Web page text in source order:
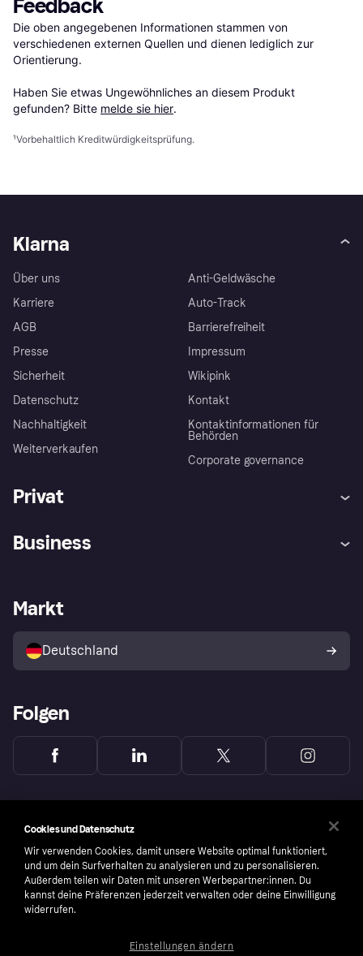
Feedback
Die oben angegebenen Informationen stammen von
verschiedenen externen Quellen und dienen lediglich zur
Orientierung.
Haben Sie etwas Ungewöhnliches an diesem Produkt
gefunden? Bitte melde sie hier.
¹Vorbehaltlich Kreditwürdigkeitsprüfung.
Klarna
Über uns
Karriere
AGB
Presse
Sicherheit
Datenschutz
Nachhaltigkeit
Weiterverkaufen
Anti-Geldwäsche
Auto-Track
Barrierefreiheit
Impressum
Wikipink
Kontakt
Kontaktinformationen für
Behörden
Corporate governance
Privat
Klarna App
Shops entdecken
Käuferschutzrichtlinie
Dein Widerrufsrecht
Business
Händlerportal
Markt
Deutschland
Folgen
Cookies und Datenschutz
Wir verwenden Cookies, damit unsere Website optimal funktioniert,
und um dein Surfverhalten zu analysieren und zu personalisieren.
Außerdem teilen wir Daten mit unseren Werbepartner:innen. Du
kannst deine Präferenzen jederzeit verwalten oder deine Einwilligung
widerrufen.
Einstellungen ändern